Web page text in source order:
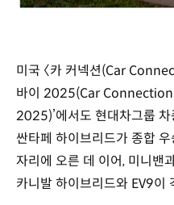
미국 〈카 커넥션(Car
바이 2025(Car
2025)’에서도 현대차그룹
싼타페 하이브리드가 종합 우
자리에 오른 데 이어, 미니밴
카니발 하이브리드와 EV9이